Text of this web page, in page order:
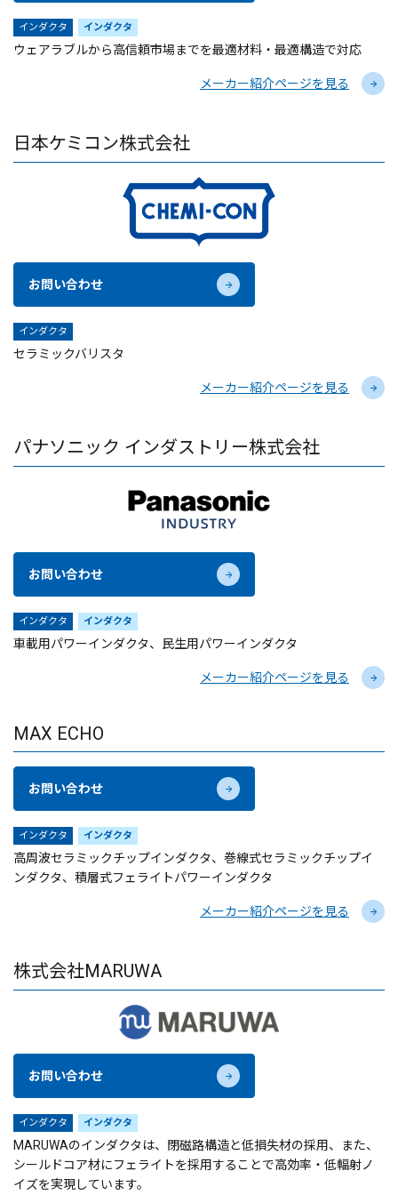
インダクタ インダクタ
ウェアラブルから高信頼市場までを最適材料・最適構造で対応
メーカー紹介ページを見る
日本ケミコン株式会社
お問い合わせ
インダクタ
セラミックバリスタ
メーカー紹介ページを見る
パナソニック インダストリー株式会社
お問い合わせ
インダクタ インダクタ
車載用パワーインダクタ、民生用パワーインダクタ
メーカー紹介ページを見る
MAX ECHO
お問い合わせ
インダクタ インダクタ
高周波セラミックチップインダクタ、巻線式セラミックチップイ
ンダクタ、積層式フェライトパワーインダクタ
メーカー紹介ページを見る
株式会社MARUWA
お問い合わせ
インダクタ インダクタ
MARUWAのインダクタは、閉磁路構造と低損失材の採用、また、
シールドコア材にフェライトを採用することで高効率・低輻射ノ
イズを実現しています。